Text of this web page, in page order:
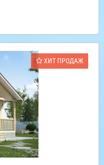
ХИТ ПРОДАЖ